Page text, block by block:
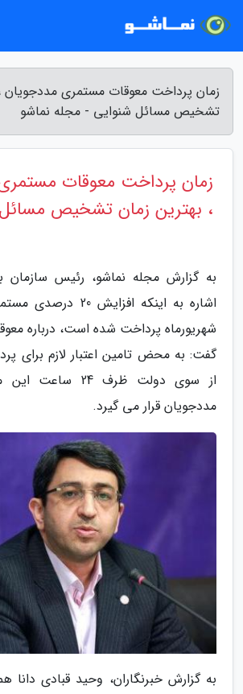
زمان پرداخت معوقات مستمری مددجویان
تشخیص مسائل شنوایی - مجله نماشو
زمان پرداخت معوقات
، بهترین زمان تشخیص
به گزارش مجله نماشو، رئیس سازمان
اشاره به اینکه
شهریورماه پرداخت شده است، درباره
گفت: به محض تامین اعتبار لازم برای
از سوی دولت ظرف
مددجویان قرار می گیرد.
به گزارش خبرنگاران، وحید قبادی دانا